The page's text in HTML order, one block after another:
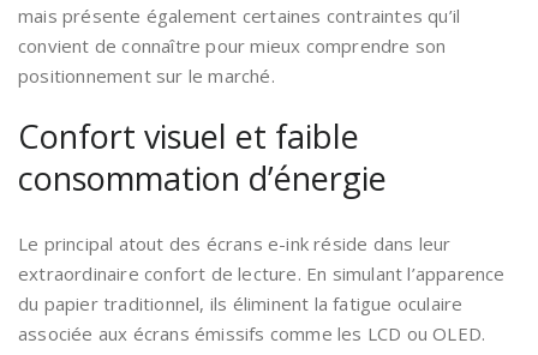
mais présente également certaines contraintes qu’il
convient de connaître pour mieux comprendre son
positionnement sur le marché.
Confort visuel et faible
consommation d’énergie
Le principal atout des écrans e-ink réside dans leur
extraordinaire confort de lecture. En simulant l’apparence
du papier traditionnel, ils éliminent la fatigue oculaire
associée aux écrans émissifs comme les LCD ou OLED.